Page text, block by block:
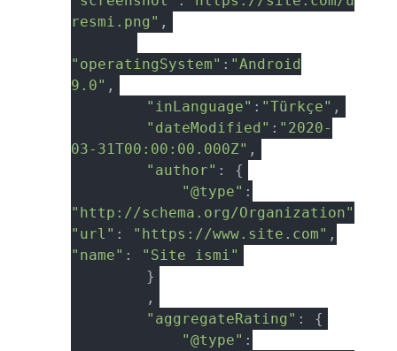
resmi.png" ,
"operatingSystem" : "Android
9.0" ,
"inLanguage" : "Türkçe" ,
"dateModified" : "2020-
03-31T00:00:00.000Z" ,
"author" : {
"@type" :
"http://schema.org/Organization"
"url" : "https://www.site.com" ,
"name" :
"Site ismi"
}
,
"aggregateRating" : {
"@type" :